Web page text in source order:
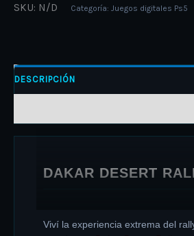
SKU: N/D Categoría: Juegos digitales Ps5
DESCRIPCIÓN
DAKAR DESERT
Viví la experiencia extrema del